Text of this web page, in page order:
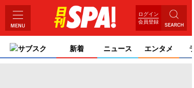
ログイン
会員登録
サブスク 新着 ニュース エンタメ